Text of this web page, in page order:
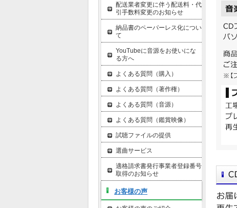
配送業者変更に伴う配送料・代
引手数料変更のお知らせ
納品書のペーパーレス化につい
て
YouTubeに音源をお使いにな
る方へ
よくある質問（購入）
よくある質問（著作権）
よくある質問（音源）
よくある質問（鑑賞映像）
試聴ファイルの提供
選曲サービス
適格請求書発行事業者登録番号
取得のお知らせ
お客様の声